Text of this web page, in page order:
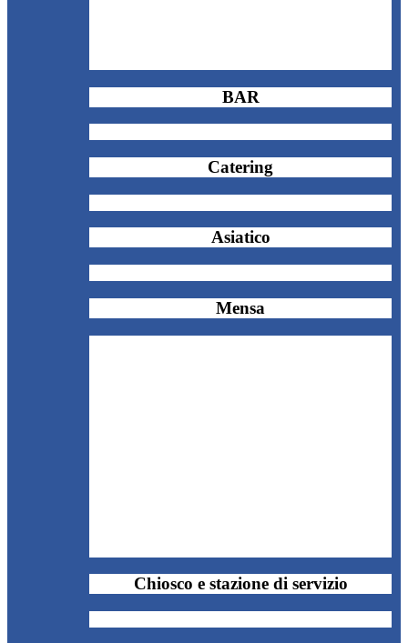
BAR
Catering
Asiatico
Mensa
Chiosco e stazione di servizio